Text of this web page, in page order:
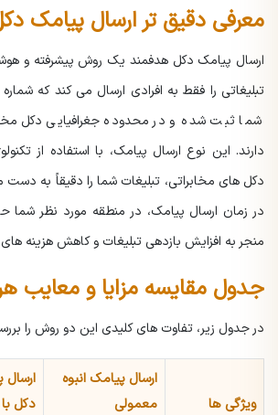
معرفی دقیق تر ارسال پیامک
ارسال پیامک دکل هدفمند یک روش پیشرفته و
تبلیغاتی را فقط به افرادی ارسال می کند که
شما ثبت شده و در محدوده جغرافیایی دکل
دارند. این نوع ارسال پیامک، با استفاده از
دکل های مخابراتی، تبلیغات شما را دقیقاً به
در زمان ارسال پیامک، در منطقه مورد نظر شما
منجر به افزایش بازدهی تبلیغات و کاهش هزینه
جدول مقایسه مزایا و معایب
در جدول زیر، تفاوت های کلیدی این دو روش را
ویژگی ها
ارسال پیامک انبوه
معمولی
ارسال
دکل